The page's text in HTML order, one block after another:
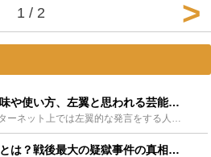
1 / 2
パヨクとは？意味や使い方、左翼と思われる芸能人も合わせて解説！ - Leisurego(レジャーゴー)
パヨクとは、インターネット上では左翼的な発言をする人に対して使われる言葉で、軽蔑的な意味合いも含んでいます。日常会話で使われる言葉ではなくインターネット上で使われている言葉です。この記事では、パヨク...
リクルート事件とは？戦後最大の疑獄事件の真相とは？ - Leisurego(レジャーゴー)